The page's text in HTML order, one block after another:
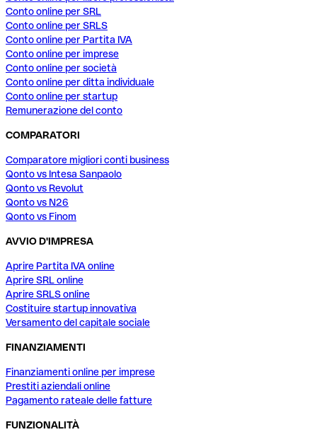
Conto online per SRL
Conto online per SRLS
Conto online per Partita IVA
Conto online per imprese
Conto online per società
Conto online per ditta individuale
Conto online per startup
Remunerazione del conto
COMPARATORI
Comparatore migliori conti business
Qonto vs Intesa Sanpaolo
Qonto vs Revolut
Qonto vs N26
Qonto vs Finom
AVVIO D'IMPRESA
Aprire Partita IVA online
Aprire SRL online
Aprire SRLS online
Costituire startup innovativa
Versamento del capitale sociale
FINANZIAMENTI
Finanziamenti online per imprese
Prestiti aziendali online
Pagamento rateale delle fatture
FUNZIONALITÀ